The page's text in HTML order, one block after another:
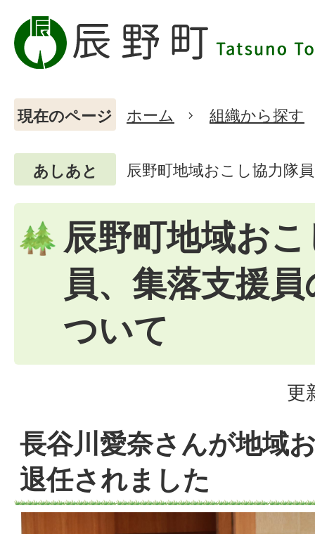
現在のページ ホーム 組織から探す
あしあと 辰野町地域おこし協力隊
辰野町地域お
員、集落支援
ついて
更
長谷川愛奈さんが地域
退任されました